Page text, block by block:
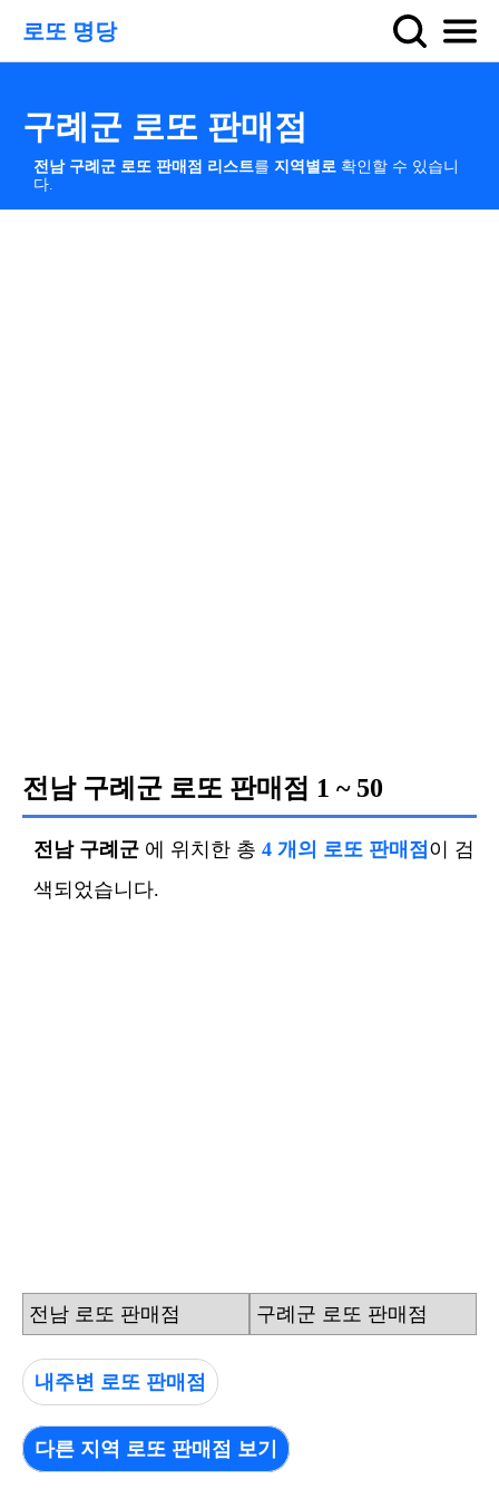
로또 명당
구례군 로또 판매점
전남 구례군 로또 판매점 리스트를 지역별로 확인할 수 있습니
다.
전남 구례군 로또 판매점 1 ~ 50
전남 구례군 에 위치한 총 4 개의 로또 판매점 이 검
색되었습니다.
전남 로또 판매점 구례군 로또 판매점
내주변 로또 판매점
다른 지역 로또 판매점 보기